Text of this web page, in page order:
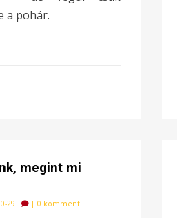
a pohár.
megint mi
29 | 0 komment